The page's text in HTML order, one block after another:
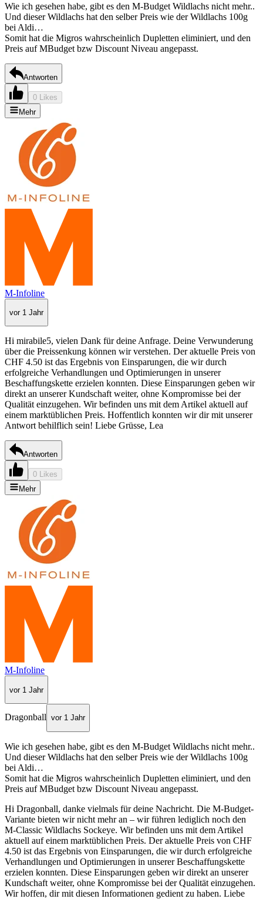
Wie ich gesehen habe, gibt es den M-Budget Wildlachs nicht mehr..
Und dieser Wildlachs hat den selber Preis wie der Wildlachs 100g
bei Aldi…
Somit hat die Migros wahrscheinlich Dupletten eliminiert, und den
Preis auf MBudget bzw Discount Niveau angepasst.
Antworten
0 Likes
Mehr
M-Infoline
vor 1 Jahr
Hi mirabile5, vielen Dank für deine Anfrage. Deine Verwunderung
über die Preissenkung können wir verstehen. Der aktuelle Preis von
CHF 4.50 ist das Ergebnis von Einsparungen, die wir durch
erfolgreiche Verhandlungen und Optimierungen in unserer
Beschaffungskette erzielen konnten. Diese Einsparungen geben wir
direkt an unserer Kundschaft weiter, ohne Kompromisse bei der
Qualität einzugehen. Wir befinden uns mit dem Artikel aktuell auf
einem marktüblichen Preis. Hoffentlich konnten wir dir mit unserer
Antwort behilflich sein! Liebe Grüsse, Lea
Antworten
0 Likes
Mehr
M-Infoline
vor 1 Jahr
Dragonball vor 1 Jahr
Wie ich gesehen habe, gibt es den M-Budget Wildlachs nicht mehr..
Und dieser Wildlachs hat den selber Preis wie der Wildlachs 100g
bei Aldi…
Somit hat die Migros wahrscheinlich Dupletten eliminiert, und den
Preis auf MBudget bzw Discount Niveau angepasst.
Hi Dragonball, danke vielmals für deine Nachricht. Die M-Budget-
Variante bieten wir nicht mehr an – wir führen lediglich noch den
M-Classic Wildlachs Sockeye. Wir befinden uns mit dem Artikel
aktuell auf einem marktüblichen Preis. Der aktuelle Preis von CHF
4.50 ist das Ergebnis von Einsparungen, die wir durch erfolgreiche
Verhandlungen und Optimierungen in unserer Beschaffungskette
erzielen konnten. Diese Einsparungen geben wir direkt an unserer
Kundschaft weiter, ohne Kompromisse bei der Qualität einzugehen.
Wir hoffen, dir mit diesen Informationen gedient zu haben. Liebe